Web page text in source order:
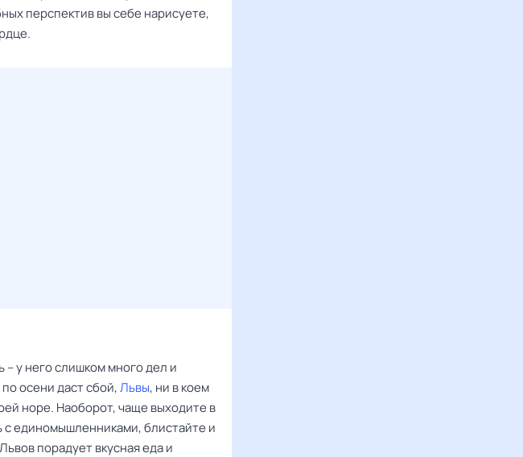
перспектив вы себе нарисуете,
– у него слишком много дел и
осени даст сбой,Львы, ни в коем
норе. Наоборот, чаще выходите в
единомышленниками, блистайте и
порадует вкусная еда и